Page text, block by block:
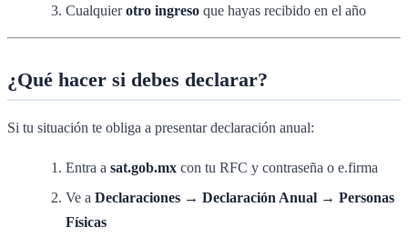
Cualquierotro ingreso que hayas recibido en el año
¿Qué hacer si debes declarar?
Si tu situación te obliga a presentar declaración anual:
Entra a sat.gob.mx con tu RFC y contraseña o e.firma
Ve a Declaraciones → Declaración Anual → Personas
Físicas